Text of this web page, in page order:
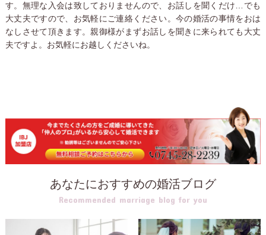
す。無理な入会は致しておりませんので、お話しを聞くだけ…でも
大丈夫ですので、お気軽にご連絡ください。今の婚活の事情をおは
なしさせて頂きます。親御様がまずお話しを聞きに来られても大丈
夫ですよ。お気軽にお越しくださいね。
あなたにおすすめの婚活ブログ
Recommended marriage blog for you